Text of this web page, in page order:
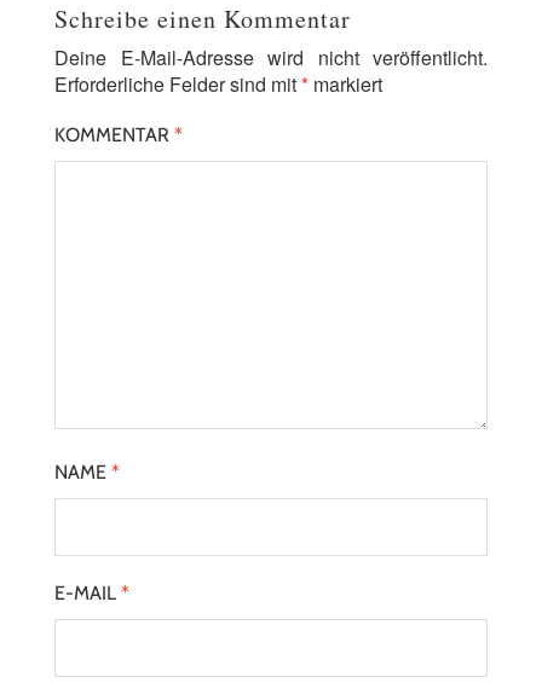
Schreibe einen Kommentar
Deine E-Mail-Adresse wird nicht veröffentlicht.
Erforderliche Felder sind mit* markiert
KOMMENTAR *
NAME *
E-MAIL *